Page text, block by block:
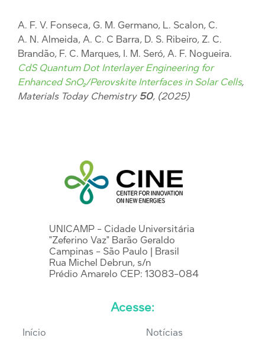
A. F. V. Fonseca, G. M. Germano, L. Scalon, C.
A. N. Almeida, A. C. C Barra, D. S. Ribeiro, Z. C.
Brandão, F. C. Marques, I. M. Seró, A. F. Nogueira.
CdS Quantum Dot Interlayer Engineering for
Enhanced SnO₂/Perovskite Interfaces in Solar Cells,
Materials Today Chemistry 50, (2025)
UNICAMP - Cidade Universitária
"Zeferino Vaz" Barão Geraldo
Campinas - São Paulo | Brasil
Rua Michel Debrun, s/n
Prédio Amarelo CEP: 13083-084
Acesse:
Início Notícias